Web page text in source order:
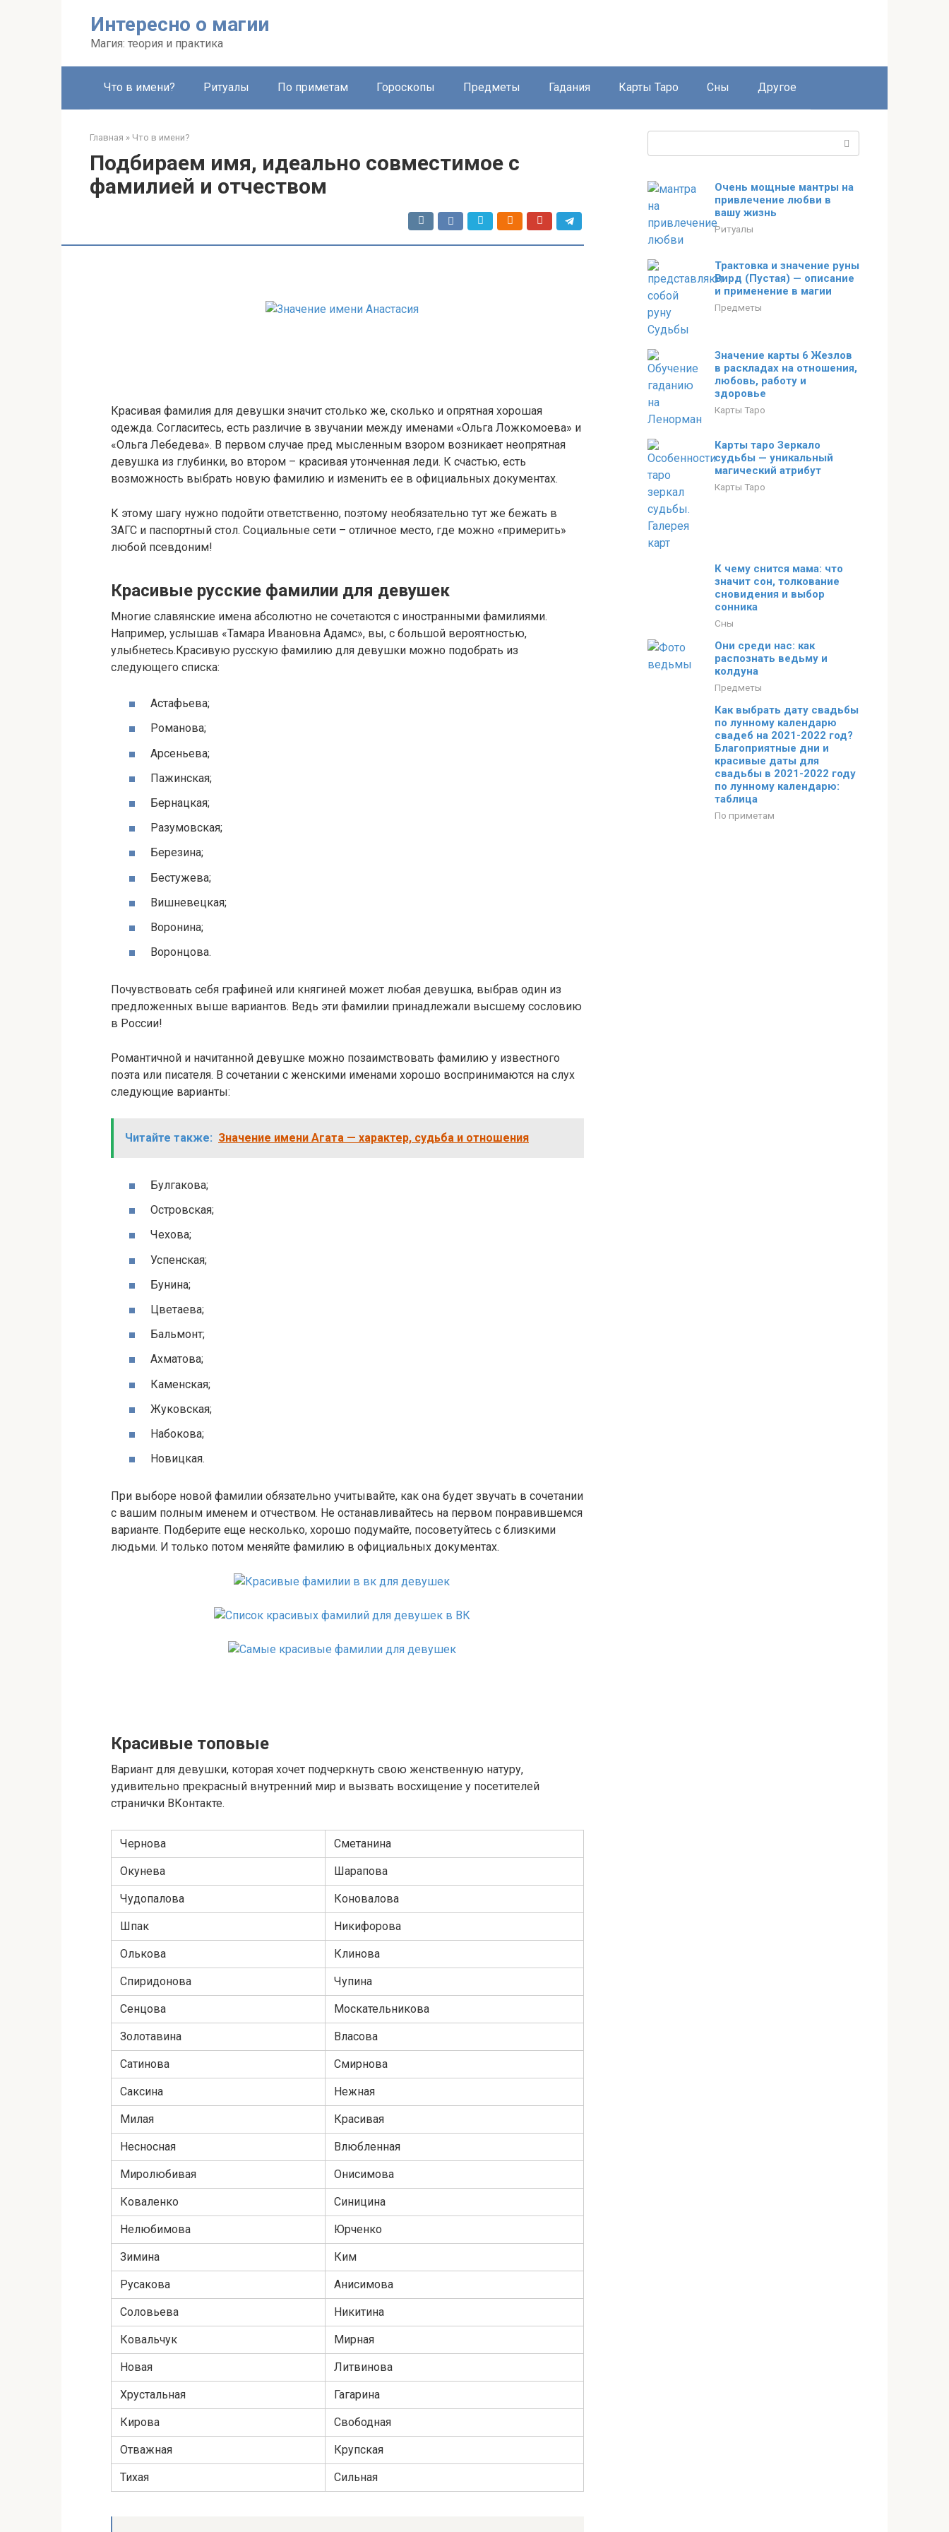
Интересно о магии
Магия: теория и практика
Что в имени? Ритуалы По приметам Гороскопы Предметы Гадания Карты Таро Сны Другое
Главная » Что в имени?
Подбираем имя, идеально совместимое с
фамилией и отчеством
Красивая фамилия для девушки значит столько же, сколько и опрятная хорошая
одежда. Согласитесь, есть различие в звучании между именами «Ольга Ложкомоева» и
«Ольга Лебедева». В первом случае пред мысленным взором возникает неопрятная
девушка из глубинки, во втором – красивая утонченная леди. К счастью, есть
возможность выбрать новую фамилию и изменить ее в официальных документах.
К этому шагу нужно подойти ответственно, поэтому необязательно тут же бежать в
ЗАГС и паспортный стол. Социальные сети – отличное место, где можно «примерить»
любой псевдоним!
Красивые русские фамилии для девушек
Многие славянские имена абсолютно не сочетаются с иностранными фамилиями.
Например, услышав «Тамара Ивановна Адамс», вы, с большой вероятностью,
улыбнетесь.Красивую русскую фамилию для девушки можно подобрать из
следующего списка:
Астафьева;
Романова;
Арсеньева;
Пажинская;
Бернацкая;
Разумовская;
Березина;
Бестужева;
Вишневецкая;
Воронина;
Воронцова.
Почувствовать себя графиней или княгиней может любая девушка, выбрав один из
предложенных выше вариантов. Ведь эти фамилии принадлежали высшему сословию
в России!
Романтичной и начитанной девушке можно позаимствовать фамилию у известного
поэта или писателя. В сочетании с женскими именами хорошо воспринимаются на слух
следующие варианты:
Читайте также: Значение имени Агата — характер, судьба и отношения
Булгакова;
Островская;
Чехова;
Успенская;
Бунина;
Цветаева;
Бальмонт;
Ахматова;
Каменская;
Жуковская;
Набокова;
Новицкая.
При выборе новой фамилии обязательно учитывайте, как она будет звучать в сочетании
с вашим полным именем и отчеством. Не останавливайтесь на первом понравившемся
варианте. Подберите еще несколько, хорошо подумайте, посоветуйтесь с близкими
людьми. И только потом меняйте фамилию в официальных документах.
Красивые топовые
Вариант для девушки, которая хочет подчеркнуть свою женственную натуру,
удивительно прекрасный внутренний мир и вызвать восхищение у посетителей
странички ВКонтакте.
Чернова Сметанина
Окунева Шарапова
Чудопалова Коновалова
Шпак Никифорова
Олькова Клинова
Спиридонова Чупина
Сенцова Москательникова
Золотавина Власова
Сатинова Смирнова
Саксина Нежная
Милая Красивая
Несносная Влюбленная
Миролюбивая Онисимова
Коваленко Синицина
Нелюбимова Юрченко
Зимина Ким
Русакова Анисимова
Соловьева Никитина
Ковальчук Мирная
Новая Литвинова
Хрустальная Гагарина
Кирова Свободная
Отважная Крупская
Тихая Сильная
Очень мощные мантры на
привлечение любви в
вашу жизнь
Ритуалы
Трактовка и значение руны
Вирд (Пустая) — описание
и применение в магии
Предметы
Значение карты 6 Жезлов
в раскладах на отношения,
любовь, работу и
здоровье
Карты Таро
Карты таро Зеркало
судьбы — уникальный
магический атрибут
Карты Таро
К чему снится мама: что
значит сон, толкование
сновидения и выбор
сонника
Сны
Они среди нас: как
распознать ведьму и
колдуна
Предметы
Как выбрать дату свадьбы
по лунному календарю
свадеб на 2021-2022 год?
Благоприятные дни и
красивые даты для
свадьбы в 2021-2022 году
по лунному календарю:
таблица
По приметам